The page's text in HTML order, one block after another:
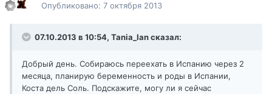
Опубликовано: 7 октября 2013
07.10.2013 в 10:54, Tania_Ian сказал:
Добрый день. Собираюсь переехать в Испанию через 2
месяца, планирую беременность и роды в Испании,
Коста дель Соль. Подскажите, могу ли я сейчас